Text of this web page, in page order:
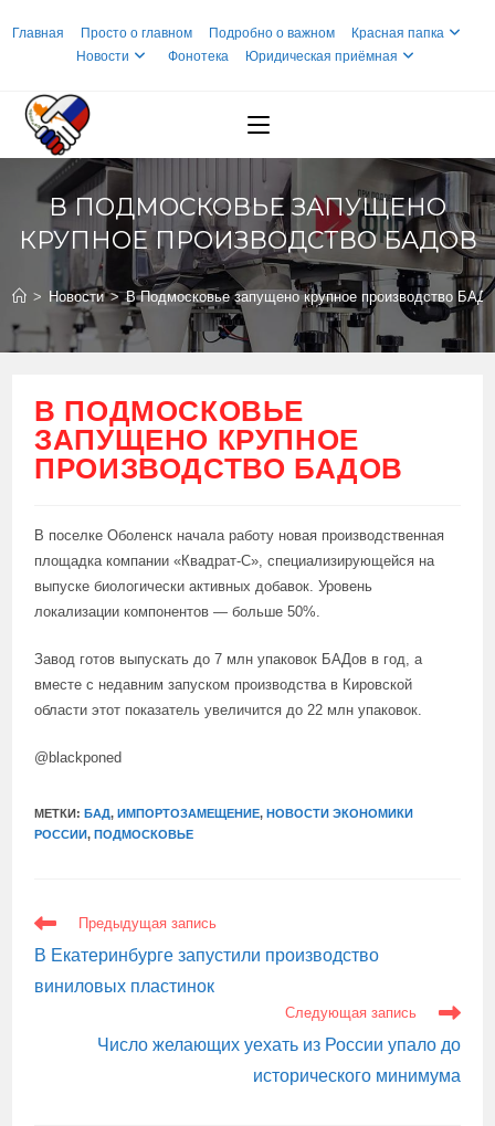
Главная Просто о главном Подробно о важном
Красная папка
Новости
Фонотека Юридическая приёмная
В ПОДМОСКОВЬЕ ЗАПУЩЕНО
КРУПНОЕ ПРОИЗВОДСТВО БАДОВ
> Новости > В Подмосковье запущено крупное производство
В ПОДМОСКОВЬЕ
ЗАПУЩЕНО КРУПНОЕ
ПРОИЗВОДСТВО БАДОВ
В поселке Оболенск начала работу новая производственная
площадка компании «Квадрат-С», специализирующейся на
выпуске биологически активных добавок. Уровень
локализации компонентов — больше 50%.
Завод готов выпускать до 7 млн упаковок БАДов в год, а
вместе с недавним запуском производства в Кировской
области этот показатель увеличится до 22 млн упаковок.
@blackponed
МЕТКИ:БАД, ИМПОРТОЗАМЕЩЕНИЕ, НОВОСТИ ЭКОНОМИКИ
РОССИИ, ПОДМОСКОВЬЕ
ЕЩЕ
СТАТЬИ
Предыдущая запись
В Екатеринбурге запустили производство
виниловых пластинок
Следующая запись
Число желающих уехать из России упало до
исторического минимума